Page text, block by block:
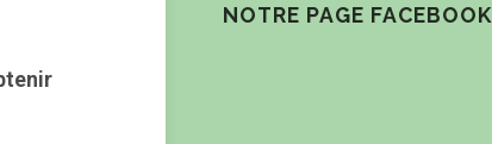
NOTRE PAGE FACEBOOK